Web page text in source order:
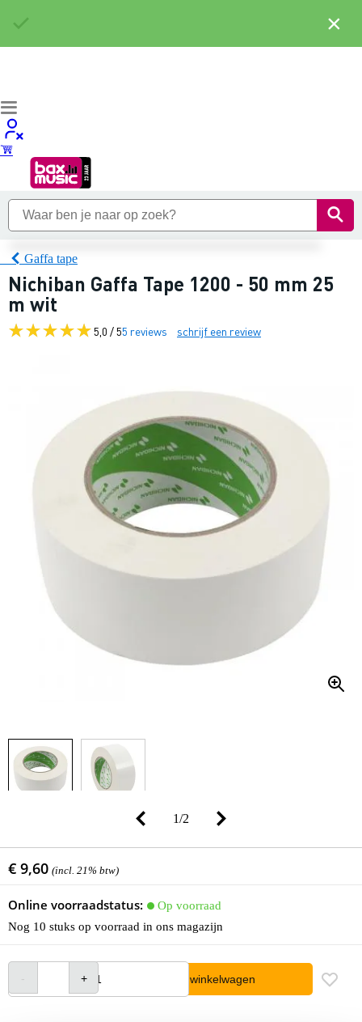
Gaffa tape
Nichiban Gaffa Tape 1200 - 50 mm 25
m wit
5,0 / 55 reviews schrijf een review
1/2
€ 9,60 (incl. 21% btw)
Online voorraadstatus:
Op voorraad
Nog 10 stuks op voorraad in ons magazijn
In winkelwagen
×